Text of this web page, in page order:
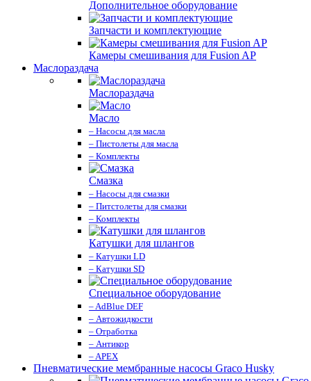
Дополнительное оборудование
Запчасти и комплектующие
Камеры смешивания для Fusion AP
Маслораздача
Маслораздача
Масло
– Насосы для масла
– Пистолеты для масла
– Комплекты
Смазка
– Насосы для смазки
– Питстолеты для смазки
– Комплекты
Катушки для шлангов
– Катушки LD
– Катушки SD
Специальное оборудование
– AdBlue DEF
– Автожидкости
– Отработка
– Антикор
– APEX
Пневматические мембранные насосы Graco Husky